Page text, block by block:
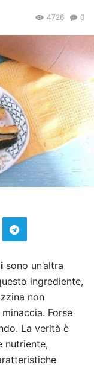
0
4726
sono un’altra
ingrediente,
non
Forse
La verità è
nutriente,